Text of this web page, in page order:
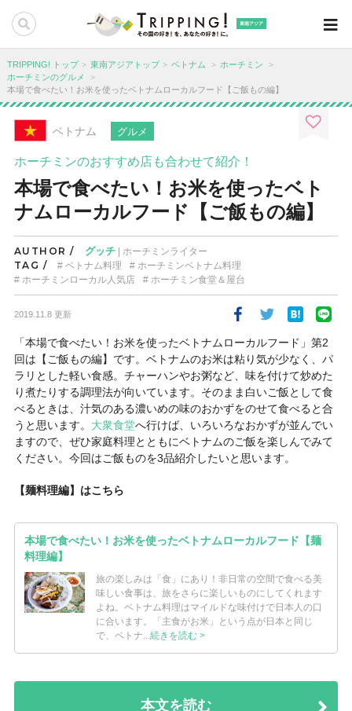
東南アジア
TRIPPING! トップ 東南アジアトップ ベトナム
ホーチミン
ホーチミンのグルメ
本場で食べたい！お米を使ったベトナムローカルフード【ご飯もの編】
ベトナム グルメ
ホーチミンのおすすめ店も合わせて紹介！
本場で食べたい！お米を使ったベト
ナムローカルフード【ご飯もの編】
AUTHOR / グッチ| ホーチミンライター
TAG / ベトナム料理
ホーチミンベトナム料理
ホーチミンローカル人気店
ホーチミン食堂＆屋台
2019.11.8 更新
「本場で食べたい！お米を使ったベトナムローカルフード」第2
回は【ご飯もの編】です。ベトナムのお米は粘り気が少なく、パ
ラリとした軽い食感。チャーハンやお粥など、味を付けて炒めた
り煮たりする調理法が向いています。そのまま白いご飯として食
べるときは、汁気のある濃いめの味のおかずをのせて食べると合
うと思います。 大衆食堂へ行けば、いろいろなおかずが並んでい
ますので、ぜひ家庭料理とともにベトナムのご飯を楽しんでみて
ください。今回はご飯ものを3品紹介したいと思います。
【麺料理編】はこちら
本場で食べたい！お米を使ったベトナムローカルフード【麺
料理編】
旅の楽しみは「食」にあり！非日常の空間で食べる美
味しい食事は、旅をさらに楽しいものにしてくれます
よね。ベトナム料理はマイルドな味付けで日本人の口
に合います。「主食がお米」という点が日本と同じ
で、ベトナ...続きを読む >
本文を読む